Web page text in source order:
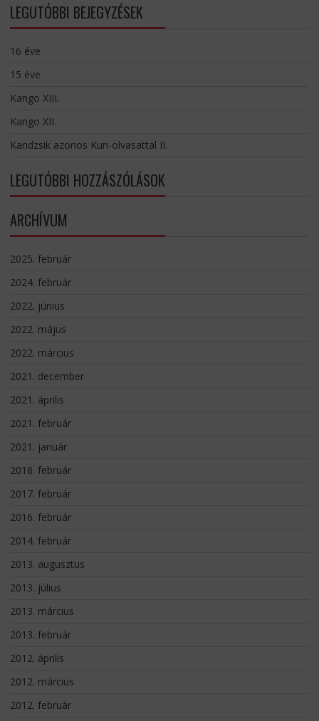
LEGUTÓBBI BEJEGYZÉSEK
16 éve
15 éve
Kango XIII.
Kango XII.
Kandzsik azonos Kun-olvasattal II.
LEGUTÓBBI HOZZÁSZÓLÁSOK
ARCHÍVUM
2025. február
2024. február
2022. június
2022. május
2022. március
2021. december
2021. április
2021. február
2021. január
2018. február
2017. február
2016. február
2014. február
2013. augusztus
2013. július
2013. március
2013. február
2012. április
2012. március
2012. február